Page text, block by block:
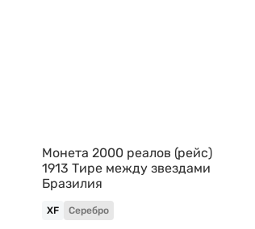
Монета 2000 реалов (рейс)
1913 Тире между звездами
Бразилия
XF Серебро